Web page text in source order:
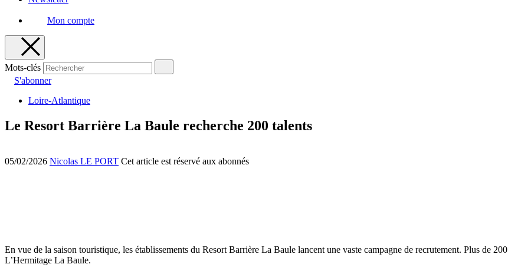
Mon compte
Mots-clés
S'abonner
Loire-Atlantique
Le Resort Barrière La Baule recherche 200 talents
05/02/2026 Nicolas LE PORT Cet article est réservé aux abonnés
En vue de la saison touristique, les établissements du Resort Barrière La Baule lancent une vaste campagne de recrutement. Plus de
L’Hermitage La Baule.